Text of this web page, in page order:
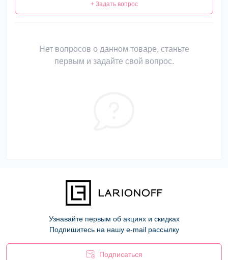
+ Задать вопрос
Нет вопросов о данном товаре, станьте
первым и задайте свой вопрос.
Узнавайте первым об акциях и скидках
Подпишитесь на нашу e-mail рассылку
Подписаться